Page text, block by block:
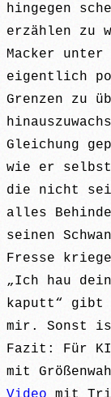
hingegen
erzählen zu
Macker
eigentlich
Grenzen zu
Gleichung
wie er
die nicht
alles
seinen
Fresse
„Ich hau
kaputt“ gibt
mir. Sonst
Fazit: Für
mit